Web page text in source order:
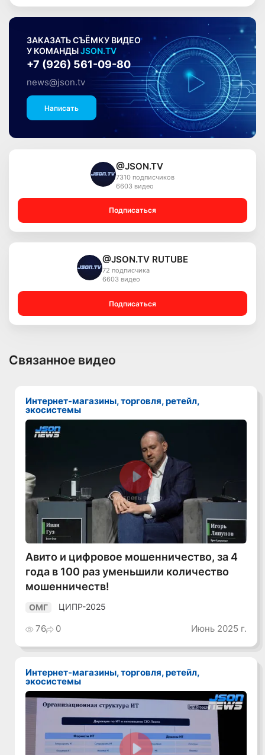
ЗАКАЗАТЬ СЪЁМКУ ВИДЕО
У КОМАНДЫJSON.TV
+7 (926) 561-09-80
news@json.tv
Написать
@JSON.TV
7310 подписчиков
6603 видео
Подписаться
@JSON.TV RUTUBE
72 подписчика
6603 видео
Подписаться
Связанное видео
Интернет-магазины, торговля, ретейл,
экосистемы
Смотреть видео
Авито и цифровое мошенничество, за 4
года в 100 раз уменьшили количество
мошенничеств!
ОМГ ЦИПР-2025
76 0 Июнь 2025 г.
Интернет-магазины, торговля, ретейл,
экосистемы